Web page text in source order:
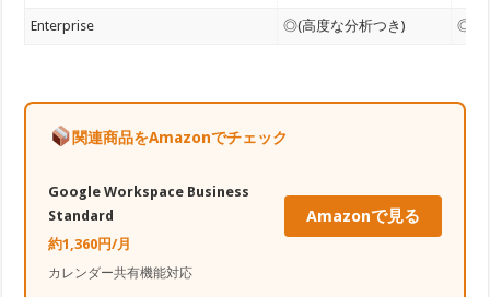
Enterprise ◎(高度な分析つき) ◎
関連商品をAmazonでチェック
Google Workspace Business
Standard
約1,360円/月
カレンダー共有機能対応
Amazonで見る